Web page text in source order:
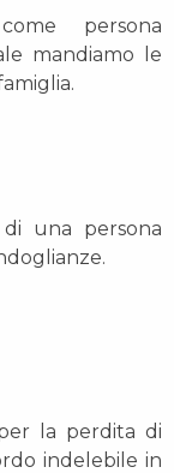
persona
mandiamo le
una persona
la perdita di
indelebile in